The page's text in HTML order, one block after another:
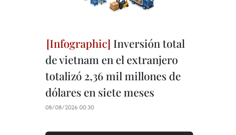
Inversión total
de vietnam en el extranjero
totalizó 2,36 mil millones de
dólares en siete meses
08/08/2026 00:30